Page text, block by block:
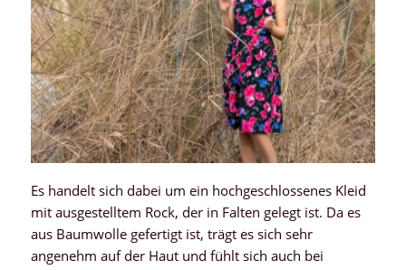
Es handelt sich dabei um ein hochgeschlossenes Kleid
mit ausgestelltem Rock, der in Falten gelegt ist. Da es
aus Baumwolle gefertigt ist, trägt es sich sehr
angenehm auf der Haut und fühlt sich auch bei